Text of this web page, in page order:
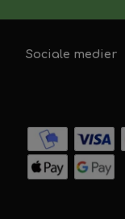
Sociale medier